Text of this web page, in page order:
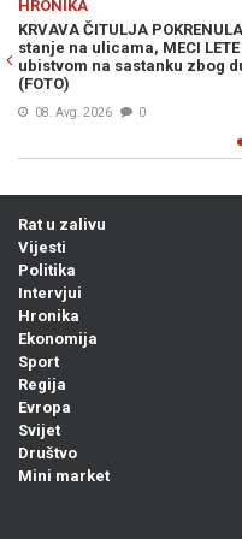
HAOS
HRONIKA
POTVRĐENA
knjižila uplate i
Rat u zalivu
Vijesti
Politika
Intervjui
Hronika
Ekonomija
Sport
Regija
Evropa
Svijet
Društvo
Mini market